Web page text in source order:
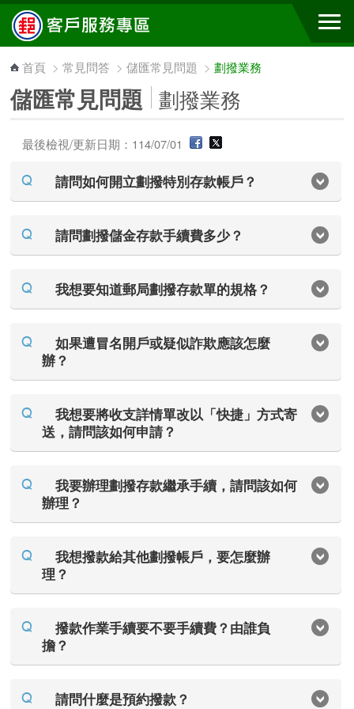
跳到主要內容區塊
首頁 >常見問答 >儲匯常見問題 >劃撥業務
儲匯常見問題 劃撥業務
最後檢視/更新日期：114/07/01
請問如何開立劃撥特別存款帳戶？
請問劃撥儲金存款手續費多少？
我想要知道郵局劃撥存款單的規格？
如果遭冒名開戶或疑似詐欺應該怎麼
辦？
我想要將收支詳情單改以「快捷」方式寄
送，請問該如何申請？
我要辦理劃撥存款繼承手續，請問該如何
辦理？
我想撥款給其他劃撥帳戶，要怎麼辦
理？
撥款作業手續要不要手續費？由誰負
擔？
請問什麼是預約撥款？